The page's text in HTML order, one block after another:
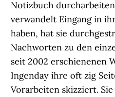
Notizbuch
verwandelt Eingang in
haben, hat sie
Nachworten zu den
seit 2002 erschienenen
Ingenday ihre oft zig
Vorarbeiten skizziert.